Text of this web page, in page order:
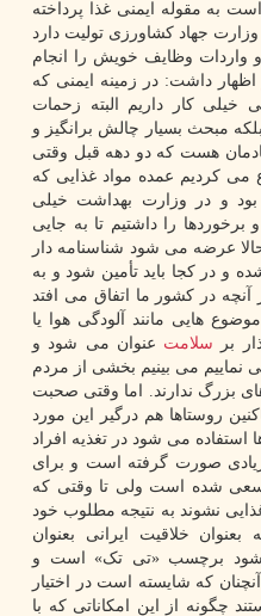
به مقوله ایمنی غذا پرداخته
جهاد کشاورزی تولیت دارد
و واردات وظایف خویش را انجام
اظهار داشت: در زمینه ایمنی که
خیلی کار داریم البته زحمات
مبحث بسیار چالش برانگیز و
هست که دو دهه قبل وقتی
می کردیم عمده مواد غذایی که
و در وزارت بهداشت خیلی
را داشتیم تا به جایی
عرضه می شود شناسنامه دار
در کجا باید تأمین شود و به
در کشور ما اتفاق می افتد
هایی مانند آلودگی هوا یا
بر سلامت عنوان می شود و
نماییم می بینیم بخشی از مردم
بزرگ ندارند. اما وقتی صحبت
روستاها هم درگیر این مورد
می شود در تغذیه افراد
صورت گرفته است و برای
شده است ولی تا وقتی که
نشوند به نتیجه مطلوب خود
خلاقیت ایرانی بعنوان
شود برچسب «تی تک» است و
که شایسته است در اختیار
چگونه از این امکاناتی که با